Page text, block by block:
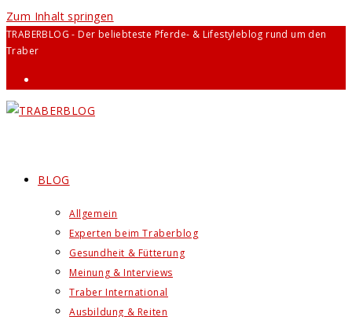
Zum Inhalt springen
TRABERBLOG - Der beliebteste Pferde- & Lifestyleblog rund um den
Traber
BLOG
Allgemein
Experten beim Traberblog
Gesundheit & Fütterung
Meinung & Interviews
Traber International
Ausbildung & Reiten